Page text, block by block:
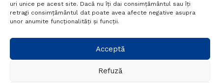
uri unice pe acest site. Dacă nu îți dai consimțământul sau îți
retragi consimțământul dat poate avea afecte negative asupra
unor anumite funcționalități și funcții.
Acceptă
Refuză
Termeni si conditii
Politică de confidențialitate
Politica cookies
Setări GDPR
+40 788 760 194